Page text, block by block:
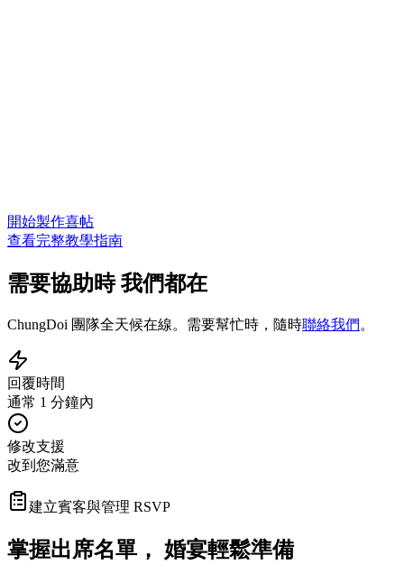
開始製作喜帖
查看完整教學指南
需要協助時 我們都在
ChungDoi 團隊全天候在線。需要幫忙時，隨時聯絡我們 。
回覆時間
通常 1 分鐘內
修改支援
改到您滿意
建立賓客與管理 RSVP
掌握出席名單， 婚宴輕鬆準備